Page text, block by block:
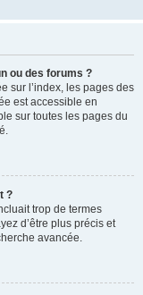
ou des forums ?
sur l’index, les pages des
est accessible en
sur toutes les pages du
?
trop de termes
d’être plus précis et
avancée.